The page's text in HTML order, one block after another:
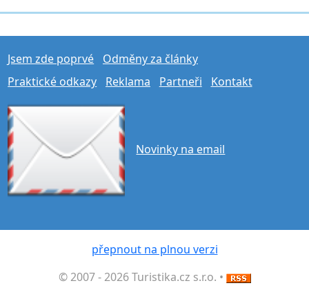
Jsem zde poprvé
Odměny za články
Praktické odkazy
Reklama Partneři Kontakt
Novinky na email
přepnout na plnou verzi
© 2007 - 2026 Turistika.cz s.r.o. •